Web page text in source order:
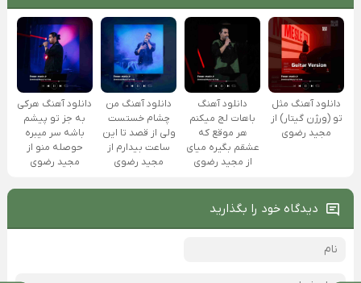
دانلود آهنگ مثل
تو (ورژن گیتار) از
مجید رضوی
دانلود آهنگ
ﺑﺎﻫﺎت ﻟﺞ ﻣﻴﻜﻨﻢ
ﻫﺮ موقع ﻛﻪ
ﻋﺸﻘﻢ ﺑﮕﻴﺮه ﻣﻴﺎی
از مجید رضوی
دانلود آهنگ ﻣﻦ
ﭼﺸﺎم خستست
وﻟﻰ از ﻗﺼﺪ ﺗﺎ اﻳﻦ
ﺳﺎﻋﺖ ﺑﻴﺪارم از
مجید رضوی
دانلود آهنگ ﻫﺮﻛﻰ
ﺑﻪ ﺟﺰ ﺗﻮ ﭘﻴﺸﻢ
ﺑﺎﺷﻪ ﺳﺮ ﻣﻴﺒﺮه
ﺣﻮﺻﻠﻪ ﻣﻨﻮ از
مجید رضوی
دیدگاه خود را بگذارید